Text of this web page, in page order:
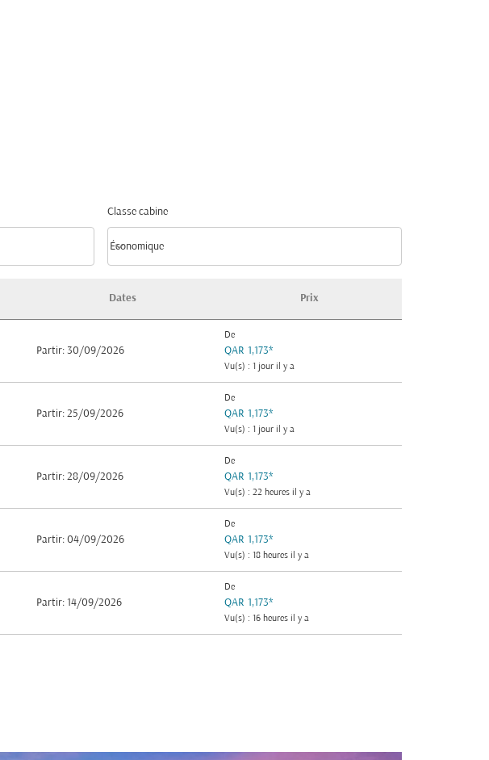
Classe cabine
Classe cabine option Économique Selected
Économique
keyboard_arrow_down
Dates Prix
Partir: 30/09/2026
De
QAR 1,173*
Vu(s) : 1 jour il y a
Partir: 25/09/2026
De
QAR 1,173*
Vu(s) : 1 jour il y a
Partir: 28/09/2026
De
QAR 1,173*
Vu(s) : 22 heures il y a
Partir: 04/09/2026
De
QAR 1,173*
Vu(s) : 18 heures il y a
Partir: 14/09/2026
De
QAR 1,173*
Vu(s) : 16 heures il y a